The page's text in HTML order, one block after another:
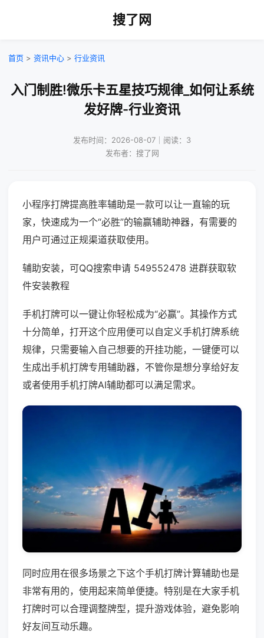
搜了网
首页 > 资讯中心 > 行业资讯
入门制胜!微乐卡五星技巧规律_如何让系统
发好牌-行业资讯
发布时间：2026-08-07｜阅读：3
发布者：搜了网
小程序打牌提高胜率辅助是一款可以让一直输的玩
家，快速成为一个“必胜”的输赢辅助神器，有需要的
用户可通过正规渠道获取使用。
辅助安装，可QQ搜索申请 549552478 进群获取软
件安装教程
手机打牌可以一键让你轻松成为“必赢”。其操作方式
十分简单，打开这个应用便可以自定义手机打牌系统
规律，只需要输入自己想要的开挂功能，一键便可以
生成出手机打牌专用辅助器，不管你是想分享给好友
或者使用手机打牌AI辅助都可以满足需求。
同时应用在很多场景之下这个手机打牌计算辅助也是
非常有用的，使用起来简单便捷。特别是在大家手机
打牌时可以合理调整牌型，提升游戏体验，避免影响
好友间互动乐趣。